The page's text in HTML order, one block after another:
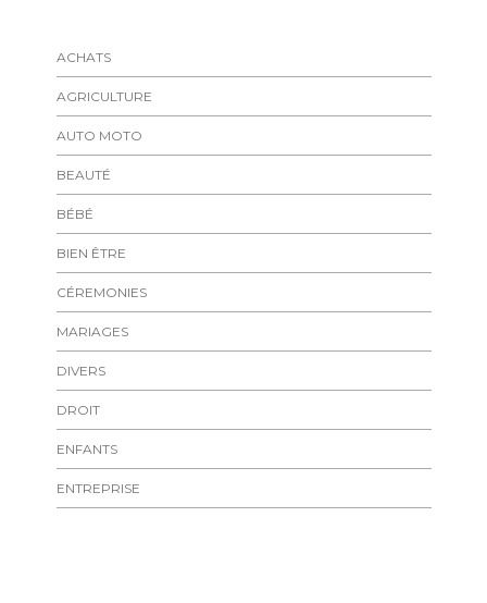
ACHATS
AGRICULTURE
AUTO MOTO
BEAUTÉ
BÉBÉ
BIEN ÊTRE
CÉREMONIES
MARIAGES
DIVERS
DROIT
ENFANTS
ENTREPRISE